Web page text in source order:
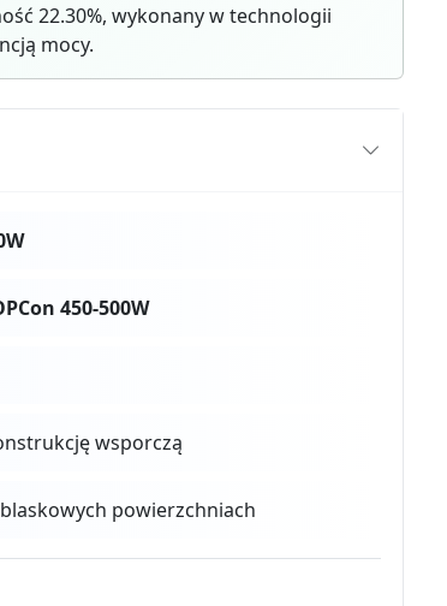
22.30%, wykonany w technologii
mocy.
450-500W
wsporczą
powierzchniach